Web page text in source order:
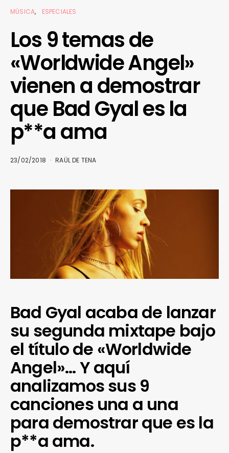
MÚSICA ESPECIALES
Los 9 temas de
«Worldwide Angel»
vienen a demostrar
que Bad Gyal es la
p**a ama
23/02/2018 RAÜL DE TENA
Bad Gyal acaba de lanzar
su segunda mixtape bajo
el título de «Worldwide
Angel»… Y aquí
analizamos sus 9
canciones una a una
para demostrar que es la
p**a ama.